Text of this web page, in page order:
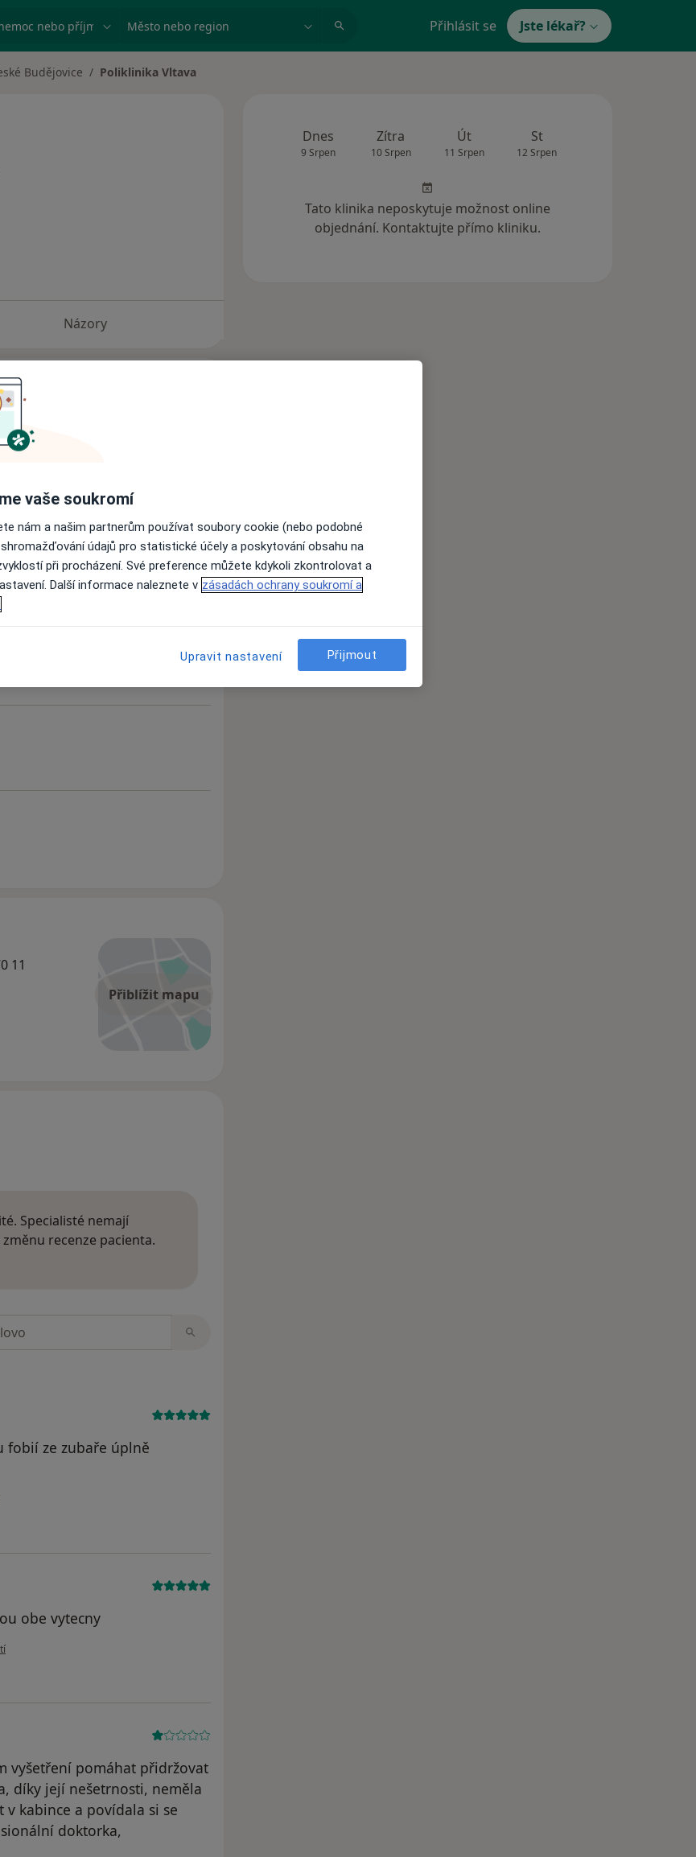
nebo příjmení Město nebo region Přihlásit se Jste lékař?
městaBudějovice Poliklinika Vltava
Názory
Ověřte svou pojišťovnu
Přiblížit mapu
11
Specialisté nemají
recenze pacienta.
fobií ze zubaře úplně
František policajt
obe vytecny
FRANTA B
vyšetření pomáhat přidržovat
díky její nešetrnosti, neměla
kabince a povídala si se
doktorka,
Dnes
9 Srpen
Zítra
10 Srpen
Út
11 Srpen
St
12 Srpen
Tato klinika neposkytuje možnost online
objednání. Kontaktujte přímo kliniku.
vaše soukromí
nám a našim partnerům používat soubory cookie (nebo podobné
údajů pro statistické účely a poskytování obsahu na
při procházení. Své preference můžete kdykoli zkontrolovat a
Další informace naleznete v zásadách ochrany soukromí a
Upravit nastavení Přijmout